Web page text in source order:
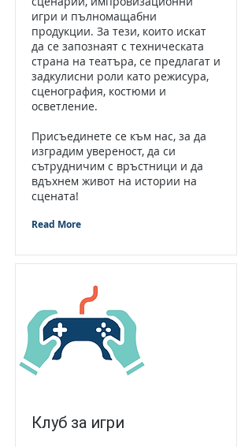
игри и пълномащабни
продукции. За тези, които искат
да се запознаят с техническата
страна на театъра, се предлагат и
задкулисни роли като режисура,
сценография, костюми и
осветление.
Присъединете се към нас, за да
изградим увереност, да си
сътрудничим с връстници и да
вдъхнем живот на истории на
сцената!
Read More
Клуб за игри